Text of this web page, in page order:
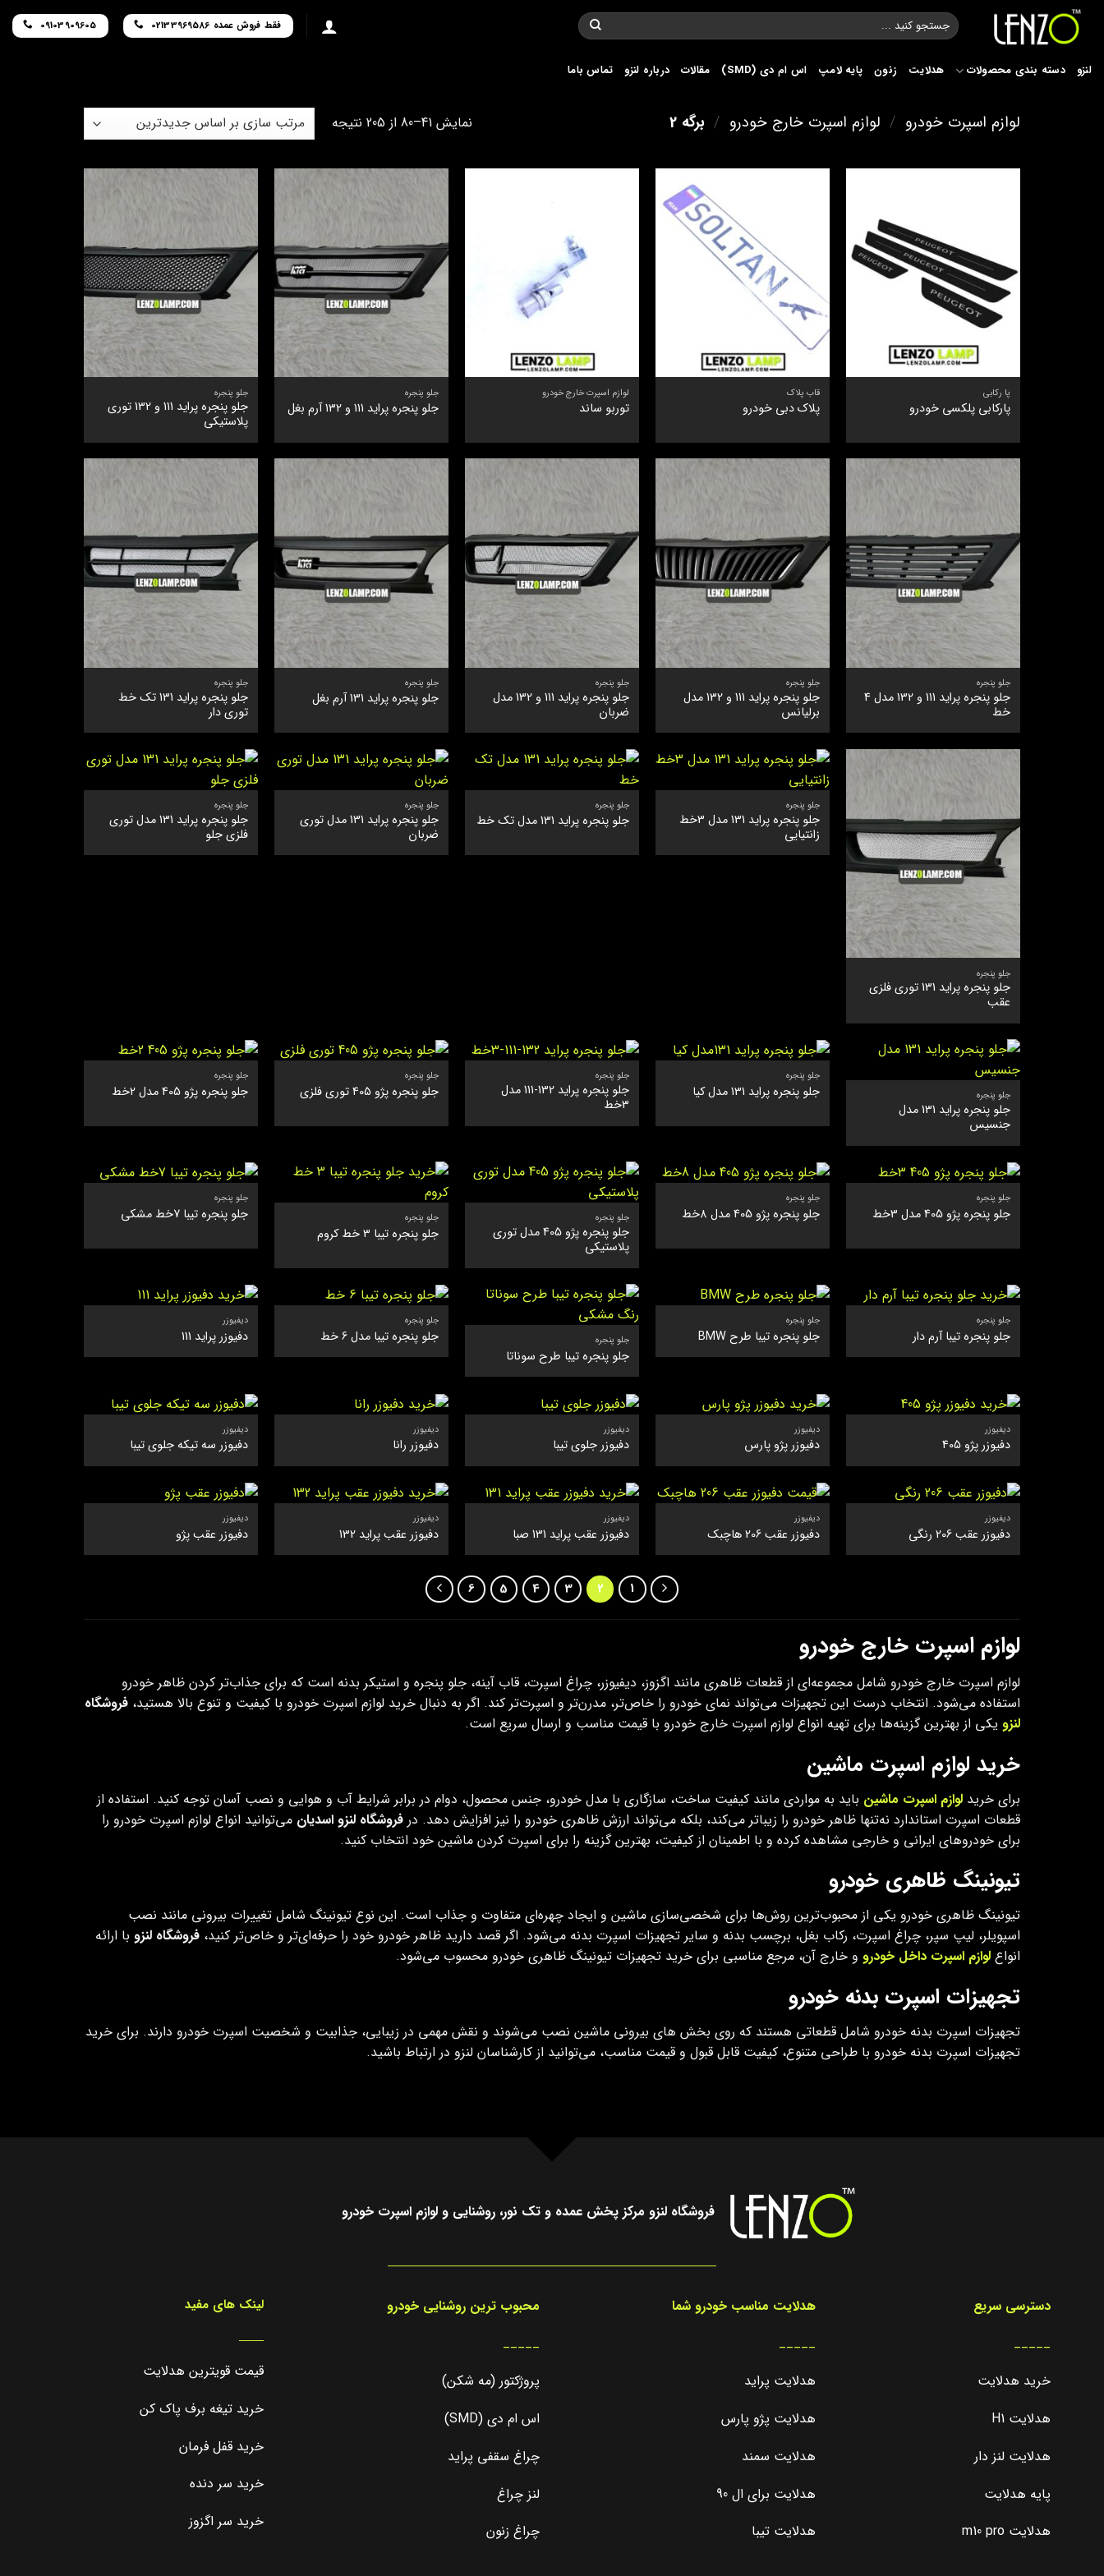
Skip
content
جستجو
برای:
فقط فروش عمده 02133969586 09103909605
لنزو دسته بندی محصولات هدلایت زنون پایه لامپ اس ام دی (SMD) مقالات درباره لنزو تماس باما
لوازم اسپرت خودرو / لوازم اسپرت خارج خودرو / برگه 2 نمایش 41–80 از 205 نتیجه
Sorted
latest
پا رکابی
پارکابی پلکسی خودرو
قاب پلاک
پلاک دبی خودرو
لوازم اسپرت خارج خودرو
توربو ساند
جلو پنجره
جلو پنجره پراید 111 و 132 آرم بغل
جلو پنجره
جلو پنجره پراید 111 و 132 توری
پلاستیکی
جلو پنجره
جلو پنجره پراید 111 و 132 مدل 4
خط
جلو پنجره
جلو پنجره پراید 111 و 132 مدل
برلیانس
جلو پنجره
جلو پنجره پراید 111 و 132 مدل
ضربان
جلو پنجره
جلو پنجره پراید 131 آرم بغل
جلو پنجره
جلو پنجره پراید 131 تک خط
توری دار
جلو پنجره
جلو پنجره پراید 131 توری فلزی
عقب
جلو پنجره
جلو پنجره پراید 131 مدل 3خط
زانتیایی
جلو پنجره
جلو پنجره پراید 131 مدل تک خط
جلو پنجره
جلو پنجره پراید 131 مدل توری
ضربان
جلو پنجره
جلو پنجره پراید 131 مدل توری
فلزی جلو
جلو پنجره
جلو پنجره پراید 131 مدل
جنسیس
جلو پنجره
جلو پنجره پراید 131 مدل کیا
جلو پنجره
جلو پنجره پراید 132-111 مدل
3خط
جلو پنجره
جلو پنجره پژو 405 توری فلزی
جلو پنجره
جلو پنجره پژو 405 مدل 2خط
جلو پنجره
جلو پنجره پژو 405 مدل 3خط
جلو پنجره
جلو پنجره پژو 405 مدل 8خط جلو پنجره
جلو پنجره پژو 405 مدل توری
پلاستیکی
جلو پنجره
جلو پنجره تیبا 3 خط کروم
جلو پنجره
جلو پنجره تیبا 7خط مشکی
جلو پنجره
جلو پنجره تیبا آرم دار
جلو پنجره
جلو پنجره تیبا طرح BMW جلو پنجره
جلو پنجره تیبا طرح سوناتا
جلو پنجره
جلو پنجره تیبا مدل 6 خط
دیفیوزر
دفیوزر پراید 111
دیفیوزر
دفیوزر پژو 405
دیفیوزر
دفیوزر پژو پارس
دیفیوزر
دفیوزر جلوی تیبا
دیفیوزر
دفیوزر رانا
دیفیوزر
دفیوزر سه تیکه جلوی تیبا
دیفیوزر
دفیوزر عقب 206 رنگی
دیفیوزر
دفیوزر عقب 206 هاچبک
دیفیوزر
دفیوزر عقب پراید 131 صبا
دیفیوزر
دفیوزر عقب پراید 132
دیفیوزر
دفیوزر عقب پژو
1
2
3
4
5
6
لوازم اسپرت خارج خودرو
لوازم اسپرت خارج خودرو شامل مجموعه‌ای از قطعات ظاهری مانند اگزوز، دیفیوزر، چراغ اسپرت، قاب آینه، جلو پنجره و استیکر بدنه است که برای جذاب‌تر کردن ظاهر خودرو
استفاده می‌شود. انتخاب درست این تجهیزات می‌تواند نمای خودرو را خاص‌تر، مدرن‌تر و اسپرت‌تر کند. اگر به دنبال خرید لوازم اسپرت خودرو با کیفیت و تنوع بالا هستید، فروشگاه
لنزو یکی از بهترین گزینه‌ها برای تهیه انواع لوازم اسپرت خارج خودرو با قیمت مناسب و ارسال سریع است.
خرید لوازم اسپرت ماشین
برای خرید لوازم اسپرت ماشین باید به مواردی مانند کیفیت ساخت، سازگاری با مدل خودرو، جنس محصول، دوام در برابر شرایط آب‌ و هوایی و نصب آسان توجه کنید. استفاده از
قطعات اسپرت استاندارد نه‌تنها ظاهر خودرو را زیباتر می‌کند، بلکه می‌تواند ارزش ظاهری خودرو را نیز افزایش دهد. در فروشگاه لنزو اسدیان می‌توانید انواع لوازم اسپرت خودرو را
برای خودروهای ایرانی و خارجی مشاهده کرده و با اطمینان از کیفیت، بهترین گزینه را برای اسپرت کردن ماشین خود انتخاب کنید.
تیونینگ ظاهری خودرو
تیونینگ ظاهری خودرو یکی از محبوب‌ترین روش‌ها برای شخصی‌سازی ماشین و ایجاد چهره‌ای متفاوت و جذاب است. این نوع تیونینگ شامل تغییرات بیرونی مانند نصب
اسپویلر، لیپ سپر، چراغ اسپرت، رکاب بغل، برچسب بدنه و سایر تجهیزات اسپرت بدنه می‌شود. اگر قصد دارید ظاهر خودرو خود را حرفه‌ای‌تر و خاص‌تر کنید، فروشگاه لنزو با ارائه
انواع لوازم اسپرت داخل خودرو و خارج آن، مرجع مناسبی برای خرید تجهیزات تیونینگ ظاهری خودرو محسوب می‌شود.
تجهیزات اسپرت بدنه خودرو
تجهیزات اسپرت بدنه خودرو شامل قطعاتی هستند که روی بخش‌ های بیرونی ماشین نصب می‌شوند و نقش مهمی در زیبایی، جذابیت و شخصیت اسپرت خودرو دارند. برای خرید
تجهیزات اسپرت بدنه خودرو با طراحی متنوع، کیفیت قابل قبول و قیمت مناسب، می‌توانید از کارشناسان لنزو در ارتباط باشید.
فروشگاه لنزو مرکز پخش عمده و تک نور، روشنایی و لوازم اسپرت خودرو
دسترسی سریع
_____
خرید هدلایت
هدلایت H1
هدلایت لنز دار
پایه هدلایت
هدلایت m10 pro
هدلایت مناسب خودرو شما
_____
هدلایت پراید
هدلایت پژو پارس
هدلایت سمند
هدلایت برای ال 90
هدلایت تیبا
محبوب ترین روشنایی خودرو
_____
پروژکتور (مه شکن)
اس ام دی (SMD)
چراغ سقفی پراید
لنز چراغ
چراغ زنون
لینک های مفید
_____
قیمت قویترین هدلایت
خرید تیغه برف پاک کن
خرید قفل فرمان
خرید سر دنده
خرید سر اگزوز